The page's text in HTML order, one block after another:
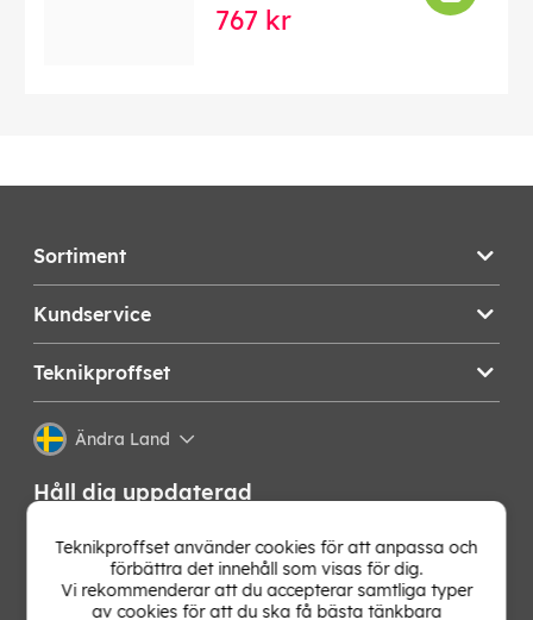
767 kr
Sortiment
Kundservice
Teknikproffset
Ändra Land
Håll dig uppdaterad
Få de senaste nyheterna, hetaste erbjudandena och
bästa tipsen från oss direkt i din mejlkorg. Signa upp på
vårt nyhetsbrev!
Teknikproffset använder cookies för att anpassa och
förbättra det innehåll som visas för dig.
Vi rekommenderar att du accepterar samtliga typer
av cookies för att du ska få bästa tänkbara